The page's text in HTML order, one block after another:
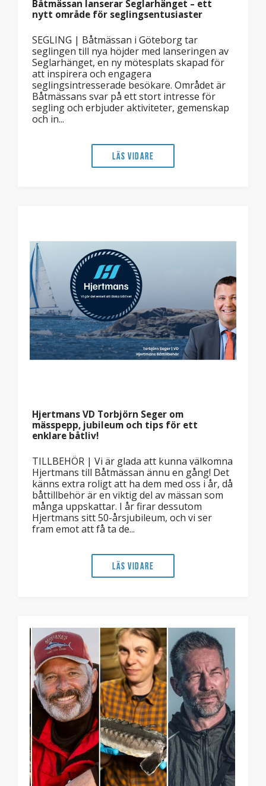
Båtmässan lanserar Seglarhänget – ett
nytt område för seglingsentusiaster
SEGLING | Båtmässan i Göteborg tar
seglingen till nya höjder med lanseringen av
Seglarhänget, en ny mötesplats skapad för
att inspirera och engagera
seglingsintresserade besökare. Området är
Båtmässans svar på ett stort intresse för
segling och erbjuder aktiviteter, gemenskap
och in...
Läs vidare
Hjertmans VD Torbjörn Seger om
mässpepp, jubileum och tips för ett
enklare båtliv!
TILLBEHÖR | Vi är glada att kunna välkomna
Hjertmans till Båtmässan ännu en gång! Det
känns extra roligt att ha dem med oss i år, då
båttillbehör är en viktig del av mässan som
många uppskattar. I år firar dessutom
Hjertmans sitt 50-årsjubileum, och vi ser
fram emot att få ta de...
Läs vidare